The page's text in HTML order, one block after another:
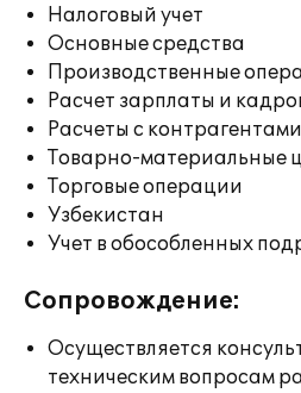
Налоговый учет
Основные средства
Производственные
Расчет зарплаты и
Расчеты с контрагентами
Товарно-материальные
Торговые операции
Узбекистан
Учет в обособленных
Сопровождение:
Осуществляется
техническим вопросам